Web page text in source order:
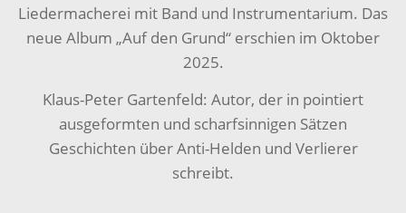
Liedermacherei mit Band und Instrumentarium. Das
neue Album „Auf den Grund“ erschien im Oktober
2025.
Klaus-Peter Gartenfeld: Autor, der in pointiert
ausgeformten und scharfsinnigen Sätzen
Geschichten über Anti-Helden und Verlierer
schreibt.